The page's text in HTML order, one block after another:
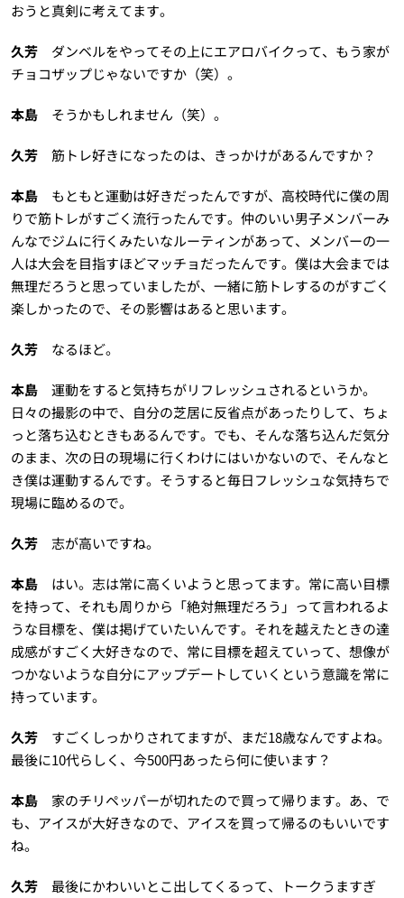
おうと真剣に考えてます。
久芳ダンベルをやってその上にエアロバイクって、もう家が
チョコザップじゃないですか（笑）。
本島そうかもしれません（笑）。
久芳筋トレ好きになったのは、きっかけがあるんですか？
本島もともと運動は好きだったんですが、高校時代に僕の周
りで筋トレがすごく流行ったんです。仲のいい男子メンバーみ
んなでジムに行くみたいなルーティンがあって、メンバーの一
人は大会を目指すほどマッチョだったんです。僕は大会までは
無理だろうと思っていましたが、一緒に筋トレするのがすごく
楽しかったので、その影響はあると思います。
久芳なるほど。
本島運動をすると気持ちがリフレッシュされるというか。
日々の撮影の中で、自分の芝居に反省点があったりして、ちょ
っと落ち込むときもあるんです。でも、そんな落ち込んだ気分
のまま、次の日の現場に行くわけにはいかないので、そんなと
き僕は運動するんです。そうすると毎日フレッシュな気持ちで
現場に臨めるので。
久芳志が高いですね。
本島はい。志は常に高くいようと思ってます。常に高い目標
を持って、それも周りから「絶対無理だろう」って言われるよ
うな目標を、僕は掲げていたいんです。それを越えたときの達
成感がすごく大好きなので、常に目標を超えていって、想像が
つかないような自分にアップデートしていくという意識を常に
持っています。
久芳すごくしっかりされてますが、まだ18歳なんですよね。
最後に10代らしく、今500円あったら何に使います？
本島家のチリペッパーが切れたので買って帰ります。あ、で
も、アイスが大好きなので、アイスを買って帰るのもいいです
ね。
久芳最後にかわいいとこ出してくるって、トークうますぎ